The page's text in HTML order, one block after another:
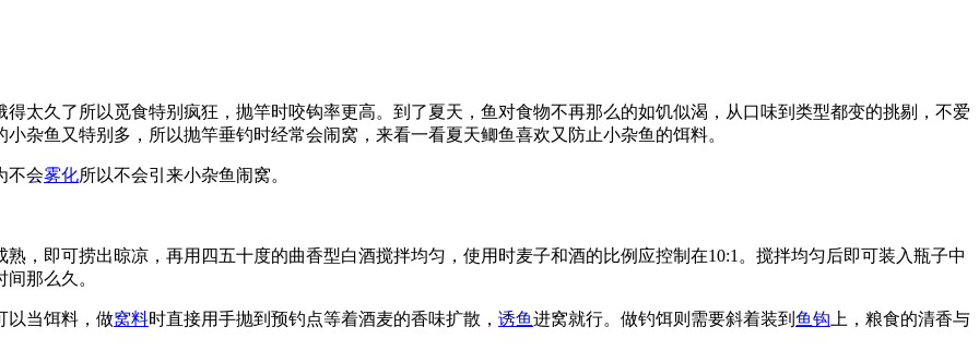
太久了所以觅食特别疯狂，抛竿时咬钩率更高。到了夏天，鱼对食物不再那么的如饥似渴，从口味到类型都变的挑剔，不爱
杂鱼又特别多，所以抛竿垂钓时经常会闹窝，来看一看夏天鲫鱼喜欢又防止小杂鱼的饵料。
不会雾化所以不会引来小杂鱼闹窝。
，即可捞出晾凉，再用四五十度的曲香型白酒搅拌均匀，使用时麦子和酒的比例应控制在10:1。搅拌均匀后即可装入瓶子中
那么久。
以当饵料，做窝料时直接用手抛到预钓点等着酒麦的香味扩散， 诱鱼进窝就行。做钓饵则需要斜着装到 鱼钩 上，粮食的清香与